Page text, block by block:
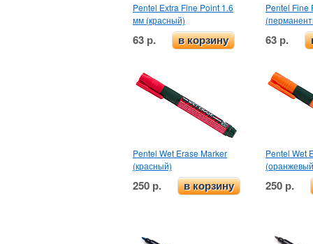
Pentel Extra Fine Point 1.6
мм (красный)
63 р. в корзину
Pentel Fine
63 р.
Pentel Wet Erase Marker
(красный)
250 р. в корзину
Pentel Wet
250 р.